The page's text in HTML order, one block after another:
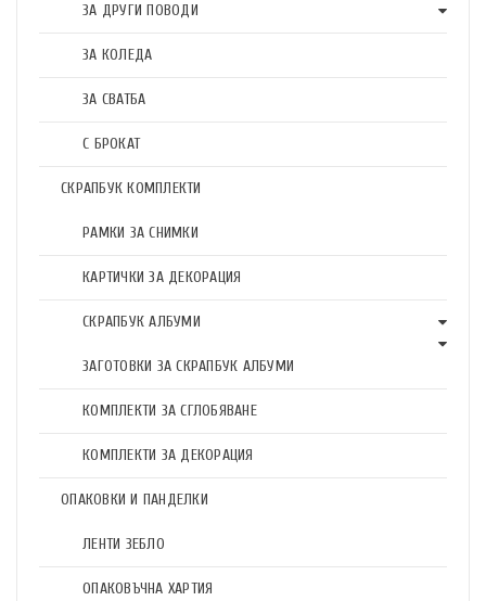
ЗА ДРУГИ ПОВОДИ
ЗА КОЛЕДА
ЗА СВАТБА
С БРОКАТ
СКРАПБУК КОМПЛЕКТИ
РАМКИ ЗА СНИМКИ
КАРТИЧКИ ЗА ДЕКОРАЦИЯ
СКРАПБУК АЛБУМИ
ЗАГОТОВКИ ЗА СКРАПБУК АЛБУМИ
КОМПЛЕКТИ ЗА СГЛОБЯВАНЕ
КОМПЛЕКТИ ЗА ДЕКОРАЦИЯ
ОПАКОВКИ И ПАНДЕЛКИ
ЛЕНТИ ЗЕБЛО
ОПАКОВЪЧНА ХАРТИЯ